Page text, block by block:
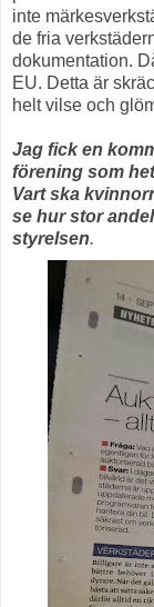
inte
de fria
dokumentation.
EU. Detta är
helt vilse och
Jag fick en
förening som
Vart ska
se hur stor
styrelsen.